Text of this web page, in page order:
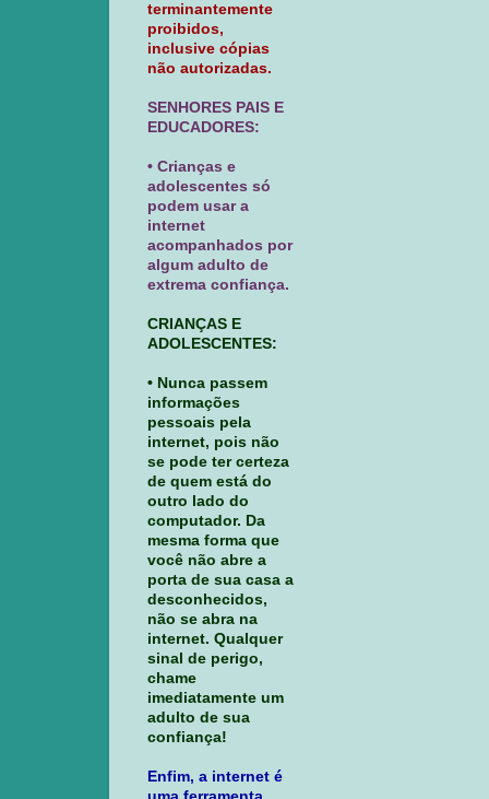
terminantemente
proibidos,
inclusive cópias
não autorizadas.
SENHORES PAIS E
EDUCADORES:
• Crianças e
adolescentes só
podem usar a
internet
acompanhados por
algum adulto de
extrema confiança.
CRIANÇAS E
ADOLESCENTES:
• Nunca passem
informações
pessoais pela
internet, pois não
se pode ter certeza
de quem está do
outro lado do
computador. Da
mesma forma que
você não abre a
porta de sua casa a
desconhecidos,
não se abra na
internet. Qualquer
sinal de perigo,
chame
imediatamente um
adulto de sua
confiança!
Enfim, a internet é